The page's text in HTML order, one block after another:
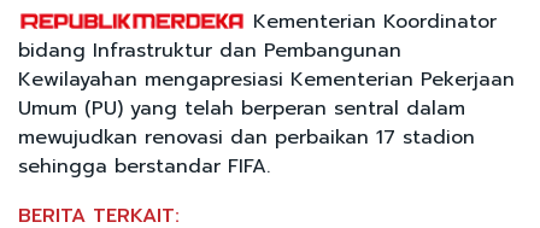
Kementerian Koordinator
bidang Infrastruktur dan Pembangunan
Kewilayahan mengapresiasi Kementerian Pekerjaan
Umum (PU) yang telah berperan sentral dalam
mewujudkan renovasi dan perbaikan 17 stadion
sehingga berstandar FIFA.
BERITA TERKAIT: